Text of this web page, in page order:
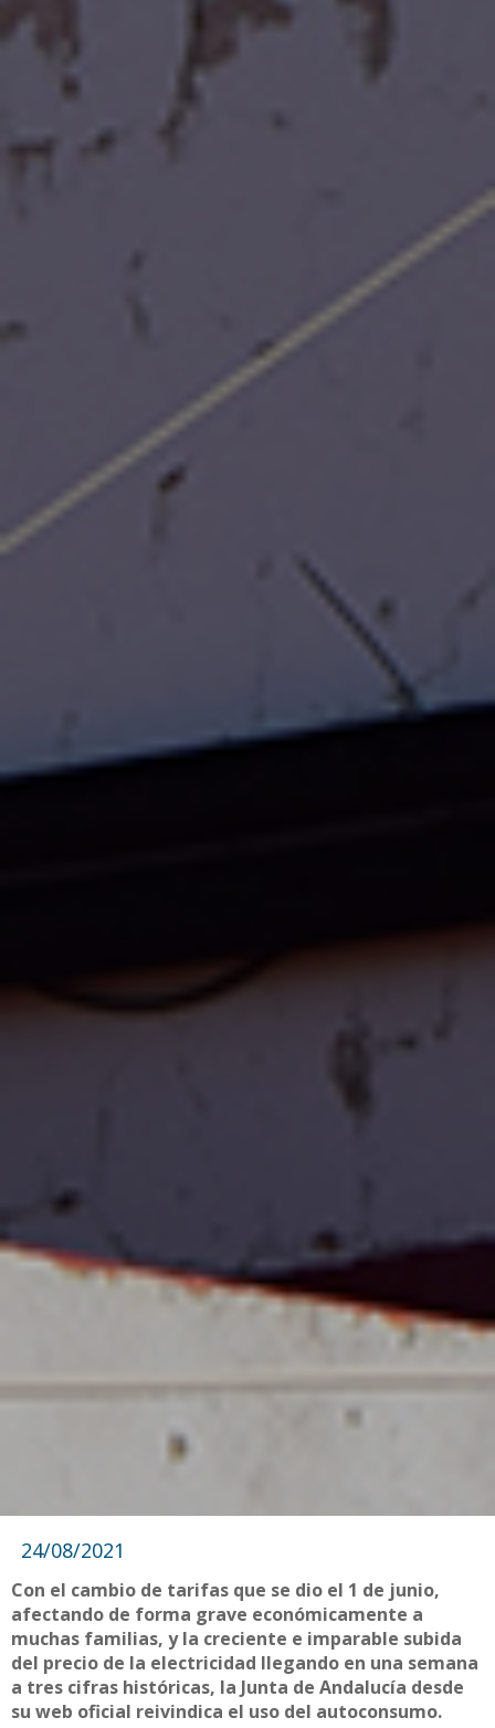
24/08/2021
Con el cambio de tarifas que se dio el 1 de junio,
afectando de forma grave económicamente a
muchas familias, y la creciente e imparable subida
del precio de la electricidad llegando en una semana
a tres cifras históricas, la Junta de Andalucía desde
su web oficial reivindica el uso del autoconsumo.